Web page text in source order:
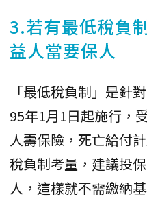
3.若有最低稅負
益人當要保人
「最低稅負制」是針
95年1月1日起施行，
人壽保險，死亡給付
稅負制考量，建議投
人，這樣就不需繳納